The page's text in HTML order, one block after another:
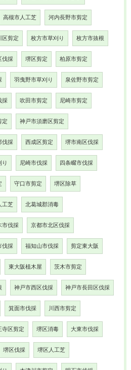
高槻市人工芝 河内長野市剪定
区剪定 枚方市草刈り 枚方市抜根
伐採 堺区剪定 柏原市剪定
羽曳野市草刈り 泉佐野市剪定
採 吹田市剪定 尼崎市剪定
定 神戸市須磨区剪定
伐採 西成区剪定 堺市南区伐採
り 尼崎市伐採 四条畷市伐採
守口市剪定 堺区除草
工芝 北葛城郡消毒
市伐採 京都市北区伐採
伐採 福知山市伐採 剪定東大阪
東大阪植木屋 茨木市剪定
神戸市西区伐採 神戸市長田区伐採
箕面市伐採 川西市剪定
寺区剪定 堺区消毒 大東市伐採
堺区伐採 堺区人工芝